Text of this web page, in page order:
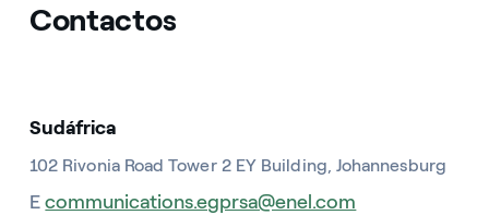
Contactos
Sudáfrica
102 Rivonia Road Tower 2 EY Building, Johannesburg
E communications.egprsa@enel.com